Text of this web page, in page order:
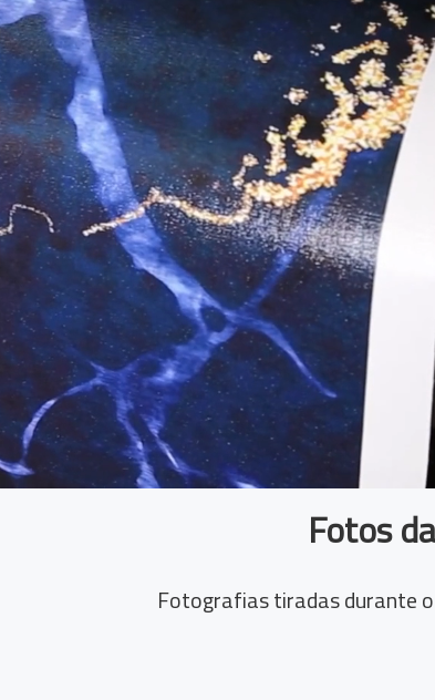
Fotos
Fotografias tiradas durante